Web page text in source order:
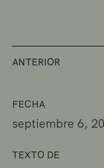
FECHA
septiembre 6,
TEXTO DE
ANTERIOR